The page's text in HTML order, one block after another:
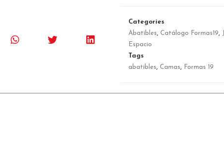
Categories
Abatibles, Catálogo Formas19,
Espacio
Tags
abatibles, Camas, Formas 19